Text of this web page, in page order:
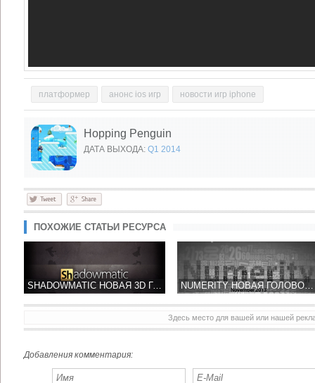
платформер анонс ios игр новости игр iphone
Hopping Penguin
ДАТА ВЫХОДА: Q1 2014
ПОХОЖИЕ СТАТЬИ РЕСУРСА
SHADOWMATIC НОВАЯ 3D ГОЛОВОЛОМКА НА ОСНОВЕ ТЕНЕЙ! NUMERITY НОВАЯ ГОЛОВОЛОМКА ОТ СОЗДАТЕЛЕЙ BLUEPRINT 3D – MUST HAVE!
Здесь место для вашей или нашей
Добавления комментария: